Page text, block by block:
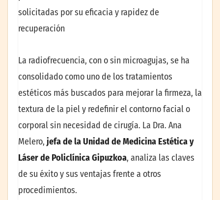
solicitadas por su eficacia y rapidez de
recuperación
La radiofrecuencia, con o sin microagujas, se ha
consolidado como uno de los tratamientos
estéticos más buscados para mejorar la firmeza, la
textura de la piel y redefinir el contorno facial o
corporal sin necesidad de cirugía. La Dra. Ana
Melero, jefa de la Unidad de Medicina Estética y
Láser de Policlínica Gipuzkoa, analiza las claves
de su éxito y sus ventajas frente a otros
procedimientos.